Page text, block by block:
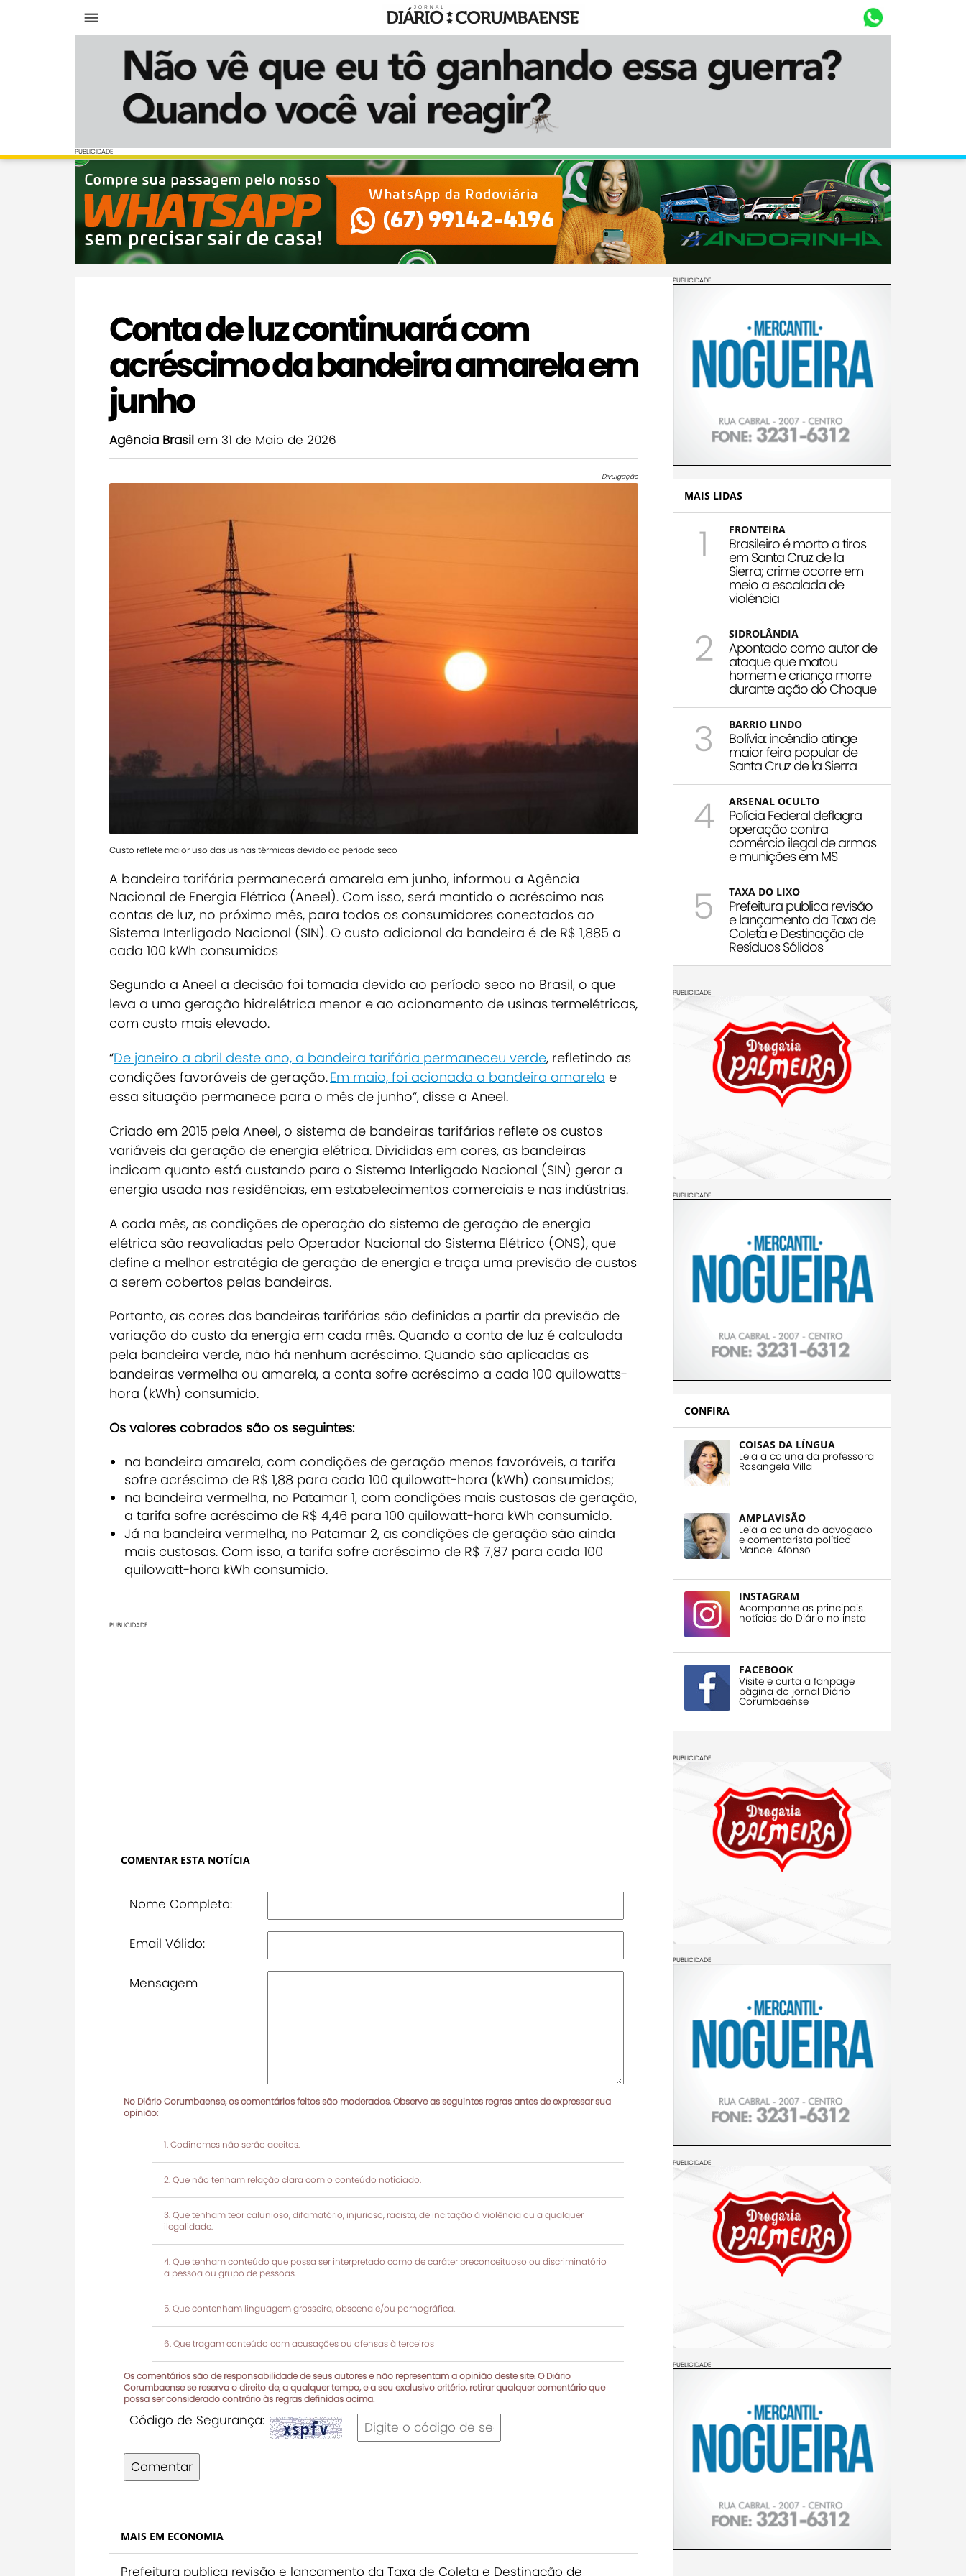
Diário Corumbaense
PUBLICIDADE
PUBLICIDADE
Conta de luz continuará com
acréscimo da bandeira amarela em
junho
Agência Brasil em 31 de Maio de 2026
Divulgação
Custo reflete maior uso das usinas térmicas devido ao período seco
A bandeira tarifária permanecerá amarela em junho, informou a Agência
Nacional de Energia Elétrica (Aneel). Com isso, será mantido o acréscimo nas
contas de luz, no próximo mês, para todos os consumidores conectados ao
Sistema Interligado Nacional (SIN). O custo adicional da bandeira é de R$ 1,885 a
cada 100 kWh consumidos
Segundo a Aneel a decisão foi tomada devido ao período seco no Brasil, o que
leva a uma geração hidrelétrica menor e ao acionamento de usinas termelétricas,
com custo mais elevado.
“De janeiro a abril deste ano, a bandeira tarifária permaneceu verde, refletindo as
condições favoráveis de geração.Em maio, foi acionada a bandeira amarela e
essa situação permanece para o mês de junho”, disse a Aneel.
Criado em 2015 pela Aneel, o sistema de bandeiras tarifárias reflete os custos
variáveis da geração de energia elétrica. Divididas em cores, as bandeiras
indicam quanto está custando para o Sistema Interligado Nacional (SIN) gerar a
energia usada nas residências, em estabelecimentos comerciais e nas indústrias.
A cada mês, as condições de operação do sistema de geração de energia
elétrica são reavaliadas pelo Operador Nacional do Sistema Elétrico (ONS), que
define a melhor estratégia de geração de energia e traça uma previsão de custos
a serem cobertos pelas bandeiras.
Portanto, as cores das bandeiras tarifárias são definidas a partir da previsão de
variação do custo da energia em cada mês. Quando a conta de luz é calculada
pela bandeira verde, não há nenhum acréscimo. Quando são aplicadas as
bandeiras vermelha ou amarela, a conta sofre acréscimo a cada 100 quilowatts-
hora (kWh) consumido.
Os valores cobrados são os seguintes:
na bandeira amarela, com condições de geração menos favoráveis, a tarifa
sofre acréscimo de R$ 1,88 para cada 100 quilowatt-hora (kWh) consumidos;
na bandeira vermelha, no Patamar 1, com condições mais custosas de geração,
a tarifa sofre acréscimo de R$ 4,46 para 100 quilowatt-hora kWh consumido.
Já na bandeira vermelha, no Patamar 2, as condições de geração são ainda
mais custosas. Com isso, a tarifa sofre acréscimo de R$ 7,87 para cada 100
quilowatt-hora kWh consumido.
PUBLICIDADE
COMENTAR ESTA NOTÍCIA
Nome Completo:
Email Válido:
Mensagem
No Diário Corumbaense, os comentários feitos são moderados. Observe as seguintes regras antes de expressar sua
opinião:
Codinomes não serão aceitos.
Que não tenham relação clara com o conteúdo noticiado.
Que tenham teor calunioso, difamatório, injurioso, racista, de incitação à violência ou a qualquer
ilegalidade.
Que tenham conteúdo que possa ser interpretado como de caráter preconceituoso ou discriminatório
a pessoa ou grupo de pessoas.
Que contenham linguagem grosseira, obscena e/ou pornográfica.
Que tragam conteúdo com acusações ou ofensas à terceiros
Os comentários são de responsabilidade de seus autores e não representam a opinião deste site. O Diário
Corumbaense se reserva o direito de, a qualquer tempo, e a seu exclusivo critério, retirar qualquer comentário que
possa ser considerado contrário às regras definidas acima.
Código de Segurança:
Comentar
MAIS EM ECONOMIA
Prefeitura publica revisão e lançamento da Taxa de Coleta e Destinação de
PUBLICIDADE
MAIS LIDAS
1 FRONTEIRA
Brasileiro é morto a tiros
em Santa Cruz de la
Sierra; crime ocorre em
meio a escalada de
violência
2 SIDROLÂNDIA
Apontado como autor de
ataque que matou
homem e criança morre
durante ação do Choque
3 BARRIO LINDO
Bolívia: incêndio atinge
maior feira popular de
Santa Cruz de la Sierra
4 ARSENAL OCULTO
Polícia Federal deflagra
operação contra
comércio ilegal de armas
e munições em MS
5 TAXA DO LIXO
Prefeitura publica revisão
e lançamento da Taxa de
Coleta e Destinação de
Resíduos Sólidos
PUBLICIDADE
PUBLICIDADE
CONFIRA
COISAS DA LÍNGUA
Leia a coluna da professora
Rosangela Villa
AMPLAVISÃO
Leia a coluna do advogado
e comentarista político
Manoel Afonso
INSTAGRAM
Acompanhe as principais
notícias do Diário no insta
FACEBOOK
Visite e curta a fanpage
página do jornal Diário
Corumbaense
PUBLICIDADE
PUBLICIDADE
PUBLICIDADE
PUBLICIDADE